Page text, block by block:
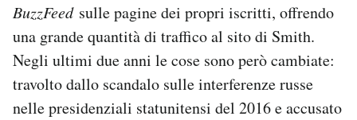
BuzzFeedsulle pagine dei propri iscritti, offrendo
una grande quantità di traffico al sito di Smith.
Negli ultimi due anni le cose sono però cambiate:
travolto dallo scandalo sulle interferenze russe
nelle presidenziali statunitensi del 2016 e accusato